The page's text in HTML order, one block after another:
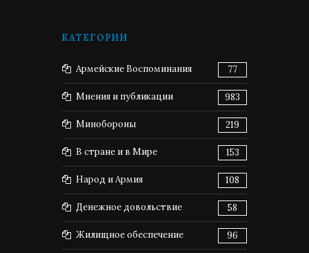
КАТЕГОРИИ
Армейские Воспоминания 77
Мнения и публикации 983
Минобороны 219
В стране и в Мире 153
Народ и Армия 108
Денежное довольствие 58
Жилищное обеспечение 96